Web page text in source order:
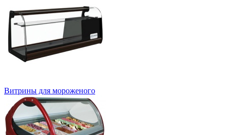
Витрины для мороженого